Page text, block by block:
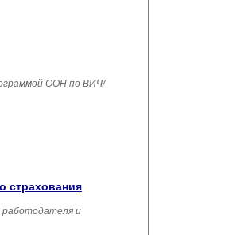
ООН по ВИЧ/
страхования
работодателя и